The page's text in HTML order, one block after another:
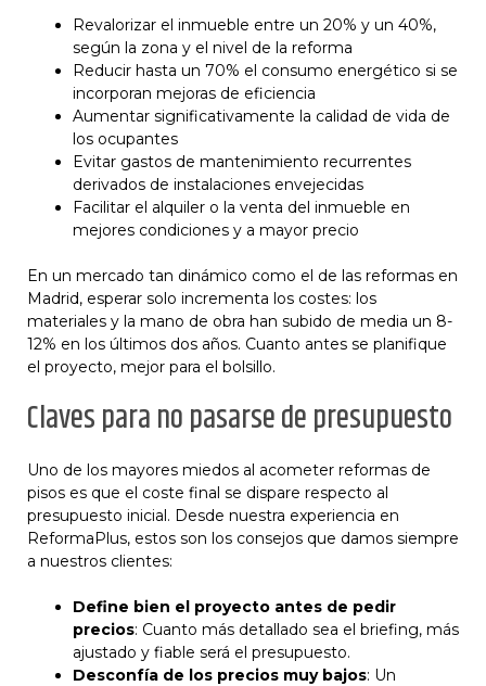
Revalorizar el inmueble entre un 20% y un 40%,
según la zona y el nivel de la reforma
Reducir hasta un 70% el consumo energético si se
incorporan mejoras de eficiencia
Aumentar significativamente la calidad de vida de
los ocupantes
Evitar gastos de mantenimiento recurrentes
derivados de instalaciones envejecidas
Facilitar el alquiler o la venta del inmueble en
mejores condiciones y a mayor precio
En un mercado tan dinámico como el de las reformas en
Madrid, esperar solo incrementa los costes: los
materiales y la mano de obra han subido de media un 8-
12% en los últimos dos años. Cuanto antes se planifique
el proyecto, mejor para el bolsillo.
Claves para no pasarse de presupuesto
Uno de los mayores miedos al acometer reformas de
pisos es que el coste final se dispare respecto al
presupuesto inicial. Desde nuestra experiencia en
ReformaPlus, estos son los consejos que damos siempre
a nuestros clientes:
Define bien el proyecto antes de pedir
precios: Cuanto más detallado sea el briefing, más
ajustado y fiable será el presupuesto.
Desconfía de los precios muy bajos: Un